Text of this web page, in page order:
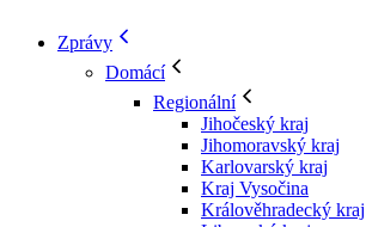
Zprávy
Domácí
Regionální
Jihočeský kraj
Jihomoravský kraj
Karlovarský kraj
Kraj Vysočina
Králověhradecký kraj